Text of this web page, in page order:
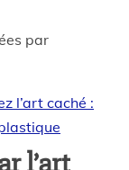
par
l’art caché :